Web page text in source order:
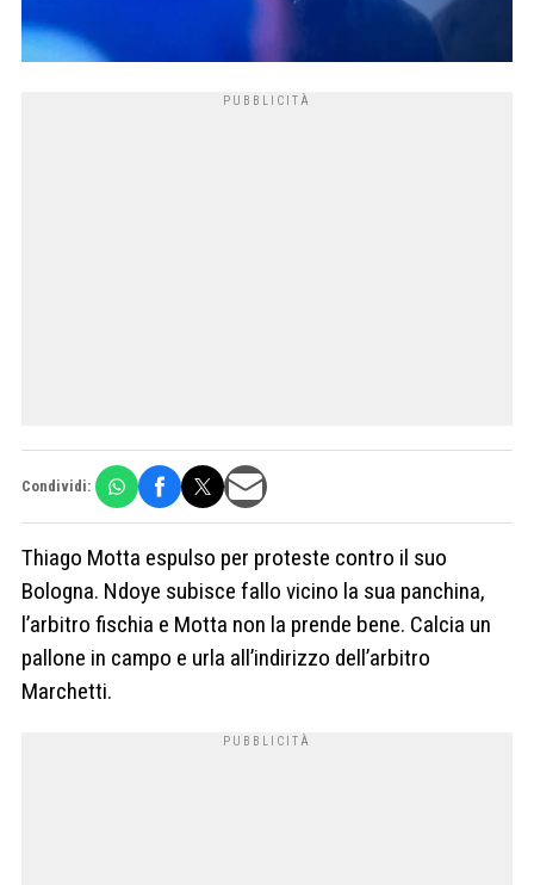
Condividi:
Thiago Motta espulso per proteste contro il suo
Bologna. Ndoye subisce fallo vicino la sua panchina,
l’arbitro fischia e Motta non la prende bene. Calcia un
pallone in campo e urla all’indirizzo dell’arbitro
Marchetti.